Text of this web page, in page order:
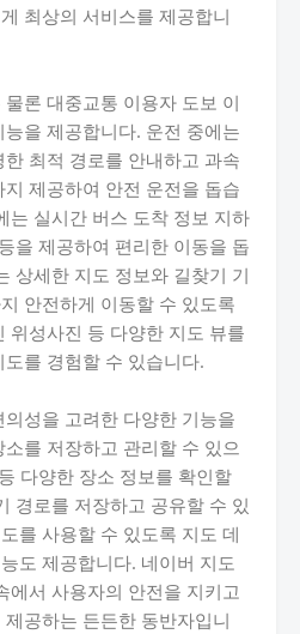
최상의 서비스를 제공합니
론 대중교통 이용자 도보 이
을 제공합니다. 운전 중에는
최적 경로를 안내하고 과속
제공하여 안전 운전을 돕습
는 실시간 버스 도착 정보 지하
을 제공하여 편리한 이동을 돕
상세한 지도 정보와 길찾기 기
안전하게 이동할 수 있도록
위성사진 등 다양한 지도 뷰를
를 경험할 수 있습니다.
성을 고려한 다양한 기능을
를 저장하고 관리할 수 있으
다양한 장소 정보를 확인할
경로를 저장하고 공유할 수 있
를 사용할 수 있도록 지도 데
도 제공합니다. 네이버 지도
에서 사용자의 안전을 지키고
공하는 든든한 동반자입니